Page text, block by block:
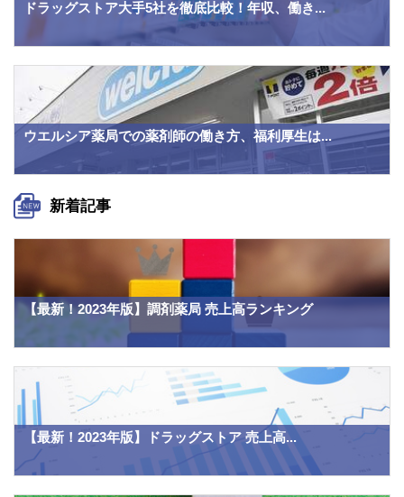
ドラッグストア大手5社を徹底比較！年収、働き...
ウエルシア薬局での薬剤師の働き方、福利厚生は...
新着記事
【最新！2023年版】調剤薬局 売上高ランキング
【最新！2023年版】ドラッグストア 売上高...